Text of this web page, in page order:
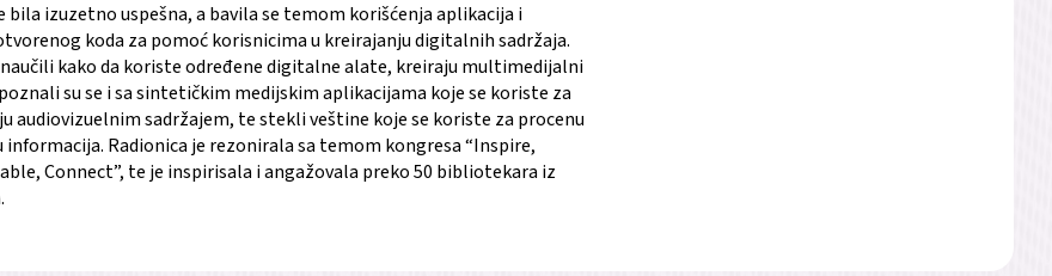
bila izuzetno uspešna, a bavila se temom korišćenja aplikacija i
koda za pomoć korisnicima u kreirajanju digitalnih sadržaja.
naučili kako da koriste određene digitalne alate, kreiraju multimedijalni
su se i sa sintetičkim medijskim aplikacijama koje se koriste za
audiovizuelnim sadržajem, te stekli veštine koje se koriste za procenu
informacija. Radionica je rezonirala sa temom kongresa “Inspire,
Connect”, te je inspirisala i angažovala preko 50 bibliotekara iz